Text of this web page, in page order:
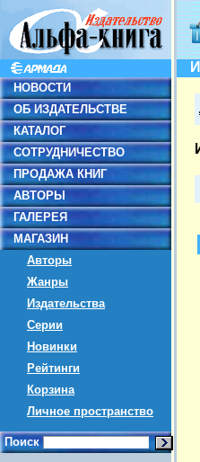
НОВОСТИ
ОБ ИЗДАТЕЛЬСТВЕ
КАТАЛОГ
СОТРУДНИЧЕСТВО
ПРОДАЖА КНИГ
АВТОРЫ
ГАЛЕРЕЯ
МАГАЗИН
Авторы
Жанры
Издательства
Серии
Новинки
Рейтинги
Корзина
Личное пространство
Поиск